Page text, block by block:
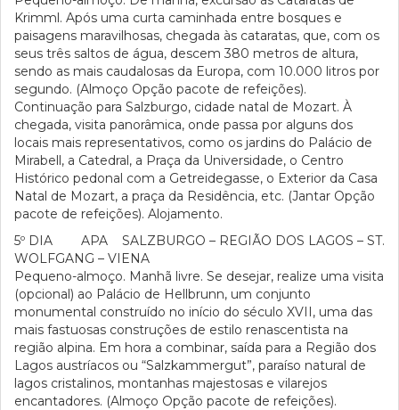
Krimml. Após uma curta caminhada entre bosques e
paisagens maravilhosas, chegada às cataratas, que, com os
seus três saltos de água, descem 380 metros de altura,
sendo as mais caudalosas da Europa, com 10.000 litros por
segundo. (Almoço Opção pacote de refeições).
Continuação para Salzburgo, cidade natal de Mozart. À
chegada, visita panorâmica, onde passa por alguns dos
locais mais representativos, como os jardins do Palácio de
Mirabell, a Catedral, a Praça da Universidade, o Centro
Histórico pedonal com a Getreidegasse, o Exterior da Casa
Natal de Mozart, a praça da Residência, etc. (Jantar Opção
pacote de refeições). Alojamento.
5º DIA APA SALZBURGO – REGIÃO DOS LAGOS – ST.
WOLFGANG – VIENA
Pequeno-almoço. Manhã livre. Se desejar, realize uma visita
(opcional) ao Palácio de Hellbrunn, um conjunto
monumental construído no início do século XVII, uma das
mais fastuosas construções de estilo renascentista na
região alpina. Em hora a combinar, saída para a Região dos
Lagos austríacos ou “Salzkammergut”, paraíso natural de
lagos cristalinos, montanhas majestosas e vilarejos
encantadores. (Almoço Opção pacote de refeições).